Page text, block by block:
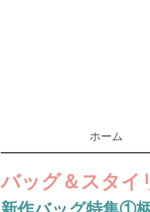
ホーム
バッグ＆スタイ